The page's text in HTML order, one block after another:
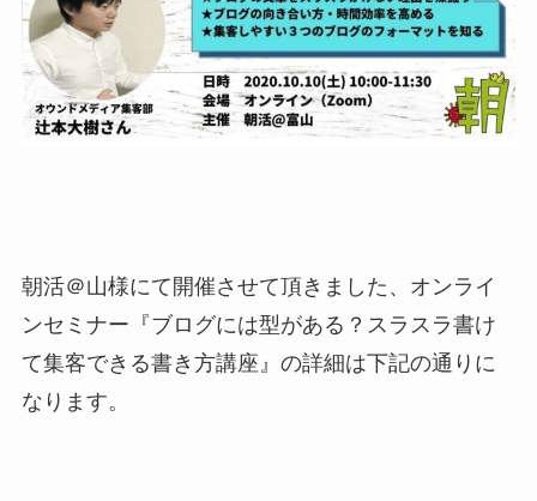
朝活＠山様にて開催させて頂きました、オンライ
ンセミナー『ブログには型がある？スラスラ書け
て集客できる書き方講座』の詳細は下記の通りに
なります。